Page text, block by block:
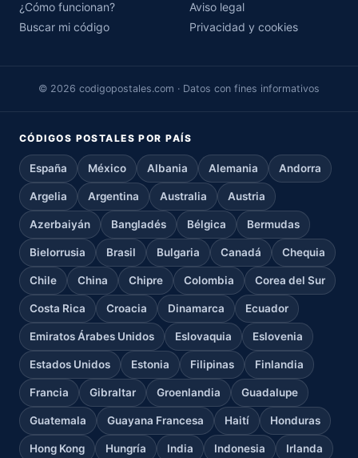
¿Cómo funcionan?
Buscar mi código
Aviso legal
Privacidad y cookies
© 2026 codigopostales.com · Datos con fines informativos
CÓDIGOS POSTALES POR PAÍS
España México Albania Alemania Andorra
Argelia Argentina Australia Austria
Azerbaiyán Bangladés Bélgica Bermudas
Bielorrusia Brasil Bulgaria Canadá Chequia
Chile China Chipre Colombia Corea del Sur
Costa Rica Croacia Dinamarca Ecuador
Emiratos Árabes Unidos Eslovaquia Eslovenia
Estados Unidos Estonia Filipinas Finlandia
Francia Gibraltar Groenlandia Guadalupe
Guatemala Guayana Francesa Haití Honduras
Hong Kong Hungría India Indonesia Irlanda